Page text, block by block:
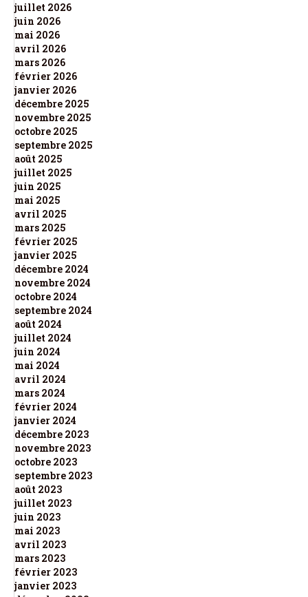
juillet 2026
juin 2026
mai 2026
avril 2026
mars 2026
février 2026
janvier 2026
décembre 2025
novembre 2025
octobre 2025
septembre 2025
août 2025
juillet 2025
juin 2025
mai 2025
avril 2025
mars 2025
février 2025
janvier 2025
décembre 2024
novembre 2024
octobre 2024
septembre 2024
août 2024
juillet 2024
juin 2024
mai 2024
avril 2024
mars 2024
février 2024
janvier 2024
décembre 2023
novembre 2023
octobre 2023
septembre 2023
août 2023
juillet 2023
juin 2023
mai 2023
avril 2023
mars 2023
février 2023
janvier 2023